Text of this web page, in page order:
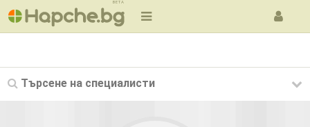
BETA
Търсене на специалисти